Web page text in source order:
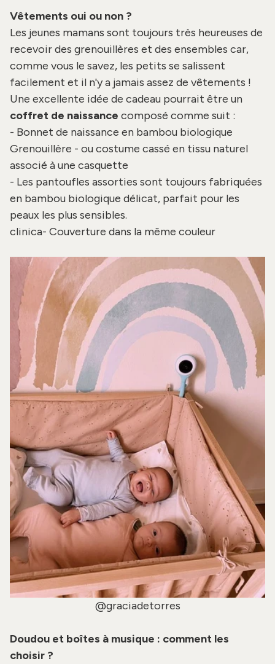
Vêtements oui ou non ?
Les jeunes mamans sont toujours très heureuses de
recevoir des grenouillères et des ensembles car,
comme vous le savez, les petits se salissent
facilement et il n'y a jamais assez de vêtements !
Une excellente idée de cadeau pourrait être un
coffret de naissance composé comme suit :
- Bonnet de naissance en bambou biologique
Grenouillère - oucostume cassé en tissu naturel
associé à une casquette
- Les pantoufles assorties sont toujours fabriquées
en bambou biologique délicat, parfait pour les
peaux les plus sensibles.
clinica- Couverture dans la même couleur
@graciadetorres
Doudou et boîtes à musique : comment les
choisir ?